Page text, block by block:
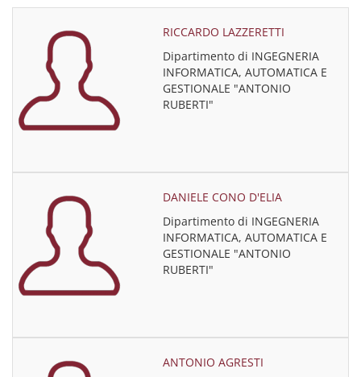
RICCARDO LAZZERETTI
Dipartimento di INGEGNERIA
INFORMATICA, AUTOMATICA E
GESTIONALE "ANTONIO
RUBERTI"
DANIELE CONO D'ELIA
Dipartimento di INGEGNERIA
INFORMATICA, AUTOMATICA E
GESTIONALE "ANTONIO
RUBERTI"
ANTONIO AGRESTI